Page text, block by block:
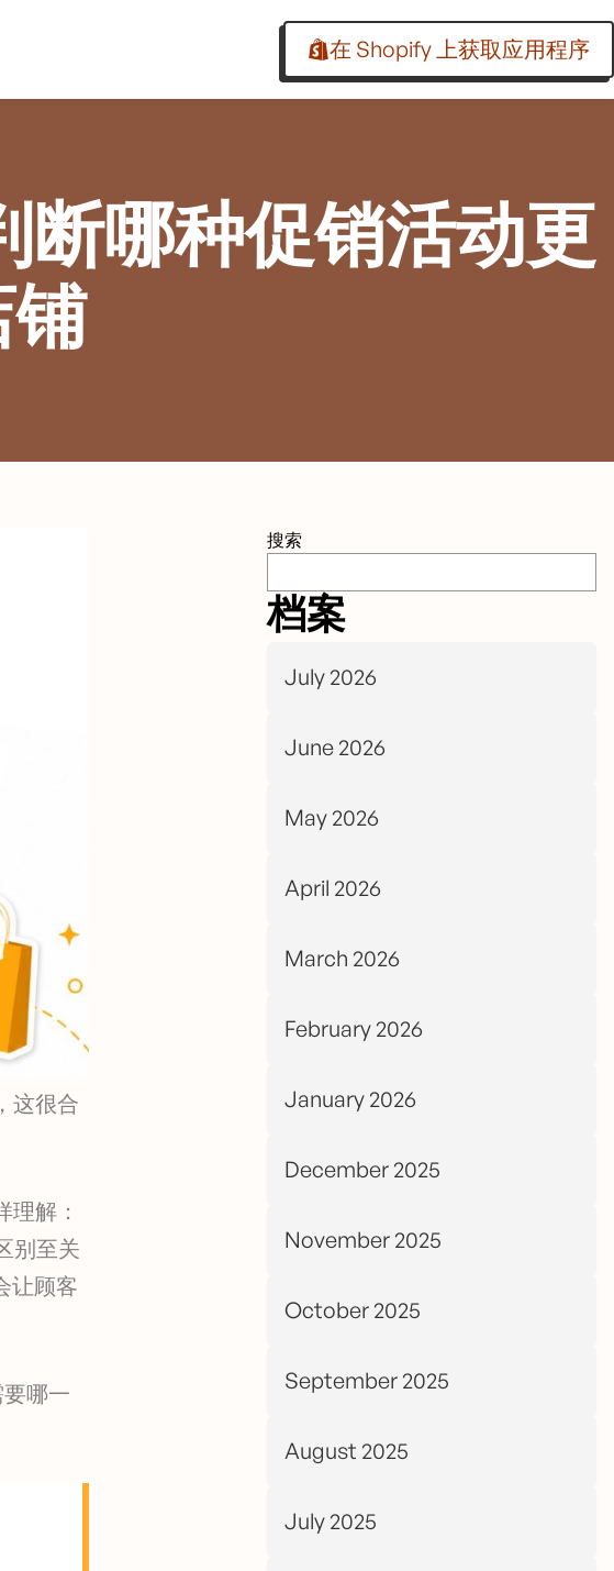
在 Shopify 上获取应用程序
断哪种促销活动更
搜索
档案
July 2026
June 2026
May 2026
April 2026
March 2026
February 2026
January 2026
December 2025
November 2025
October 2025
September 2025
August 2025
July 2025
这很合
解：
别至关
让顾客
哪一